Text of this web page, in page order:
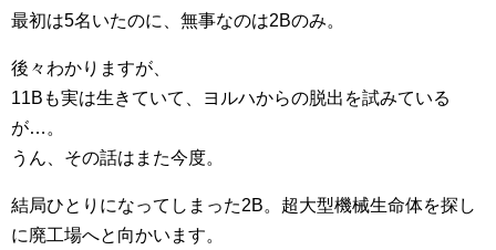
最初は5名いたのに、無事なのは2Bのみ。
後々わかりますが、
11Bも実は生きていて、ヨルハからの脱出を試みている
が…。
うん、その話はまた今度。
結局ひとりになってしまった2B。超大型機械生命体を探し
に廃工場へと向かいます。